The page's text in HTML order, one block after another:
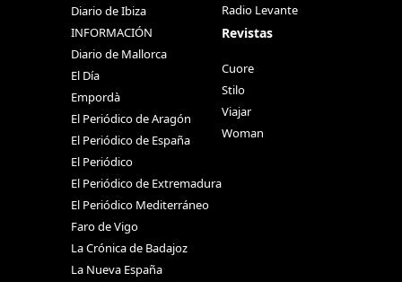
Diario de Ibiza
INFORMACIÓN
Diario de Mallorca
El Día
Empordà
El Periódico de Aragón
El Periódico de España
El Periódico
El Periódico de Extremadura
El Periódico Mediterráneo
Faro de Vigo
La Crónica de Badajoz
La Nueva España
Radio Levante
Revistas
Cuore
Stilo
Viajar
Woman